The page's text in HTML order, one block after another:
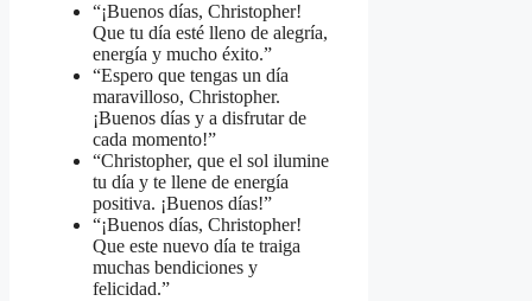
“¡Buenos días, Christopher!
Que tu día esté lleno de alegría,
energía y mucho éxito.”
“Espero que tengas un día
maravilloso, Christopher.
¡Buenos días y a disfrutar de
cada momento!”
“Christopher, que el sol ilumine
tu día y te llene de energía
positiva. ¡Buenos días!”
“¡Buenos días, Christopher!
Que este nuevo día te traiga
muchas bendiciones y
felicidad.”